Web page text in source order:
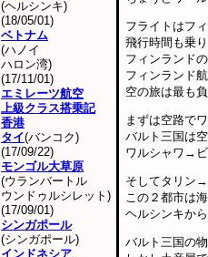
フライトはフ
飛行時間も乗
フィンランド
フィンランド
空の旅は最も
まずは空路で
バルト三国は
ワルシャワ→ビ
そしてタリン→
この２都市は
ヘルシンキか
バルト三国の
(ヘルシンキ)
(18/05/01)
ベトナム
(ハノイ
ハロン湾)
(17/11/01)
エミレーツ航空
上級クラス搭乗記
香港
タイ(バンコク)
(17/09/22)
モンゴル大草原
(ウランバートル
ウンドゥルシレット)
(17/09/01)
シンガポール
(シンガポール)
インドネシア